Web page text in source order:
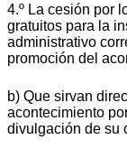
4.º La cesión por
gratuitos para la
administrativo
promoción del
b) Que sirvan
acontecimiento
divulgación de su